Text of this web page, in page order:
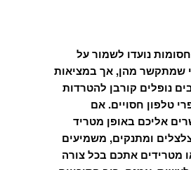
נועדו לשמור על
שמתקשר מהן, אך במציאות
נופלים קורבן להטרדות
טלפון חסויים. אם
אליכם באופן מטריד
ומתנקים, משמיעים
מטרידים אתכם בכל צורה